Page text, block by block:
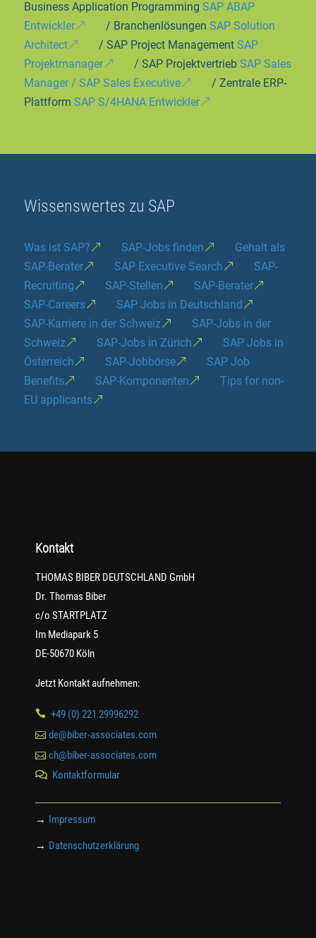
Business Application Programming SAP ABAP
Entwickler
/ Branchenlösungen SAP Solution
Architect
/ SAP Project Management SAP
Projektmanager
/ SAP Projektvertrieb SAP Sales
Manager / SAP Sales Executive
/ Zentrale ERP-
Plattform SAP S/4HANA Entwickler
Wissenswertes zu SAP
Was ist SAP? SAP-Jobs finden
Gehalt als
SAP-Berater
SAP Executive Search
SAP-
Recruiting
SAP-Stellen
SAP-Berater
SAP-Careers
SAP Jobs in Deutschland
SAP-Karriere in der Schweiz
SAP-Jobs in der
Schweiz
SAP-Jobs in Zürich
SAP Jobs in
Österreich
SAP-Jobbörse
SAP Job
Benefits
SAP-Komponenten
Tips for non-
EU applicants
Kontakt
THOMAS BIBER DEUTSCHLAND GmbH
Dr. Thomas Biber
c/o STARTPLATZ
Im Mediapark 5
DE-50670 Köln
Jetzt Kontakt aufnehmen:
 +49 (0) 221 29996292
 de@biber-associates.com
 ch@biber-associates.com
 Kontaktformular
→ Impressum
→ Datenschutzerklärung